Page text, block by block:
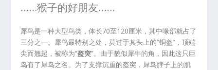
……猴子的好朋友……
犀鸟是一种大型鸟类，体长70至120厘米，其中喙部就占了
三分之一。犀鸟最特别之处，莫过于其头上的“铜盔”，顶端
尖而翘起，被称为“盔突”。由于貌似犀牛的角，因此这只巨
鸟有了犀鸟之名。为了支撑沉重的盔突，犀鸟脖子上的肌